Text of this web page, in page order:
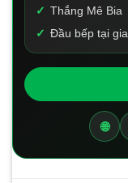
Thắng Mê Bia
Đầu bếp tại gia
🌐